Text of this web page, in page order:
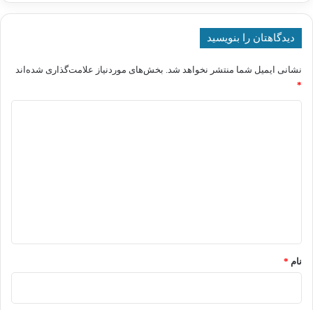
دیدگاهتان را بنویسید
نشانی ایمیل شما منتشر نخواهد شد. بخش‌های موردنیاز علامت‌گذاری شده‌اند
*
نام *